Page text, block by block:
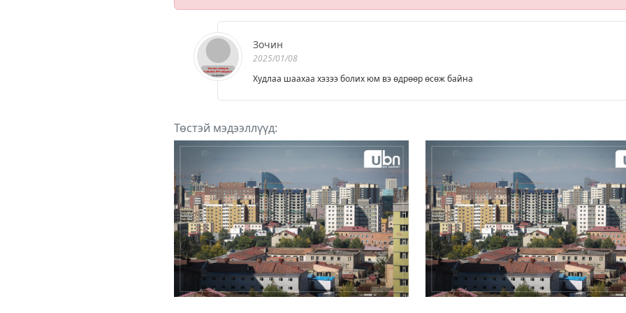
Зочин
2025/01/08
Худлаа шаахаа хэзээ болих юм вэ өдрөөр өсөж байна
Төстэй мэдээллүүд: